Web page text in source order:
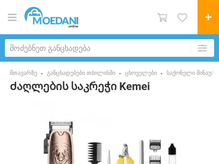
მთავარზე განცხადებები თბილისში ცხოველები საქონელი
Ძაღლების საკრეჭი Kemei